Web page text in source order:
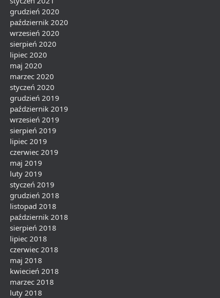
grudzień 2020
październik 2020
wrzesień 2020
sierpień 2020
lipiec 2020
maj 2020
marzec 2020
styczeń 2020
grudzień 2019
październik 2019
wrzesień 2019
sierpień 2019
lipiec 2019
czerwiec 2019
maj 2019
luty 2019
styczeń 2019
grudzień 2018
listopad 2018
październik 2018
sierpień 2018
lipiec 2018
czerwiec 2018
maj 2018
kwiecień 2018
marzec 2018
luty 2018